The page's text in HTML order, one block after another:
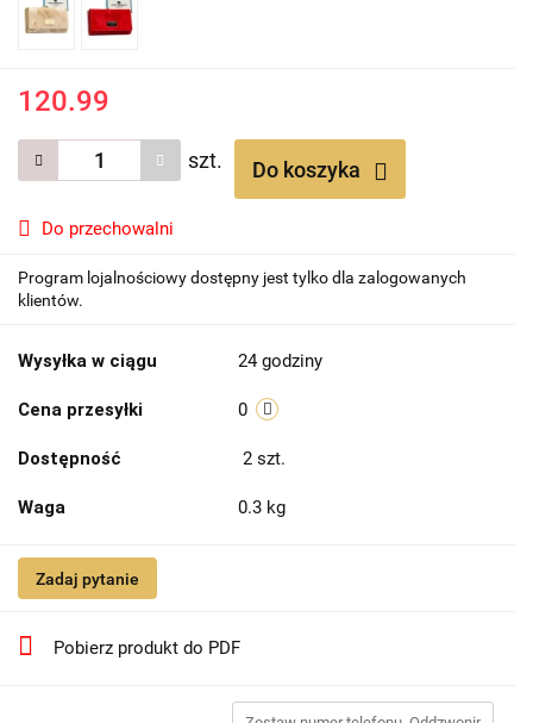
120.99
szt. Do koszyka
Do przechowalni
Program lojalnościowy dostępny jest tylko dla zalogowanych
klientów.
Wysyłka w ciągu 24 godziny
Cena przesyłki 0
Dostępność 2 szt.
Waga 0.3 kg
Zadaj pytanie
Pobierz produkt do PDF